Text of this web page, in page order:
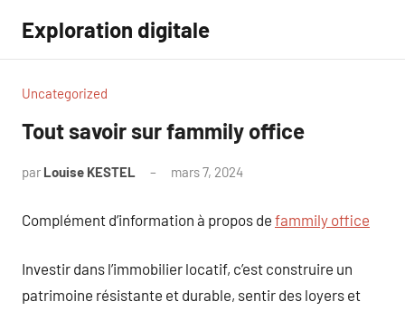
contenu
Exploration digitale
Uncategorized
Tout savoir sur fammily office
par Louise KESTEL mars 7, 2024
Complément d’information à propos de fammily office
Investir dans l’immobilier locatif, c’est construire un
patrimoine résistante et durable, sentir des loyers et